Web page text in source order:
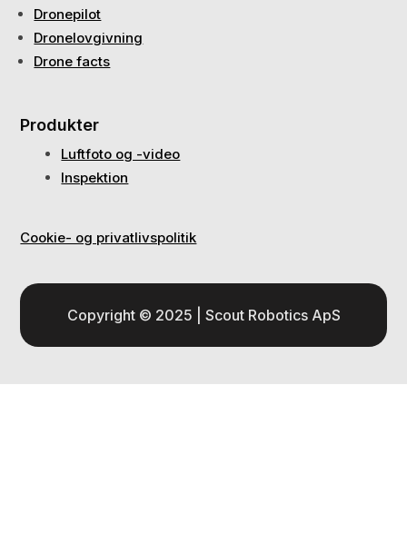
Dronepilot
Dronelovgivning
Drone facts
Produkter
Luftfoto og -video
Inspektion
Cookie- og privatlivspolitik
Copyright © 2025 | Scout Robotics ApS